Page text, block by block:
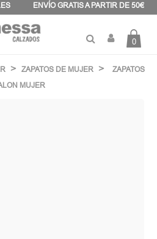
ENVÍO GRATIS A PARTIR DE 50€
0
ZAPATOS DE MUJER
ZAPATOS
MUJER